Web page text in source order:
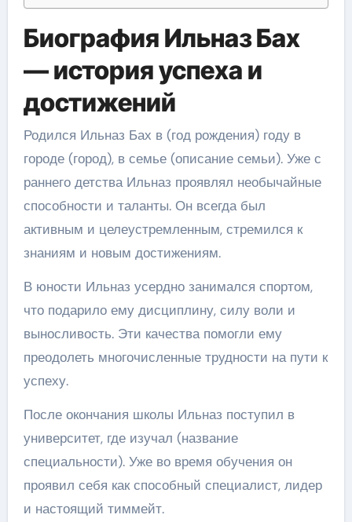
Биография Ильназ Бах
— история успеха и
достижений
Родился Ильназ Бах в (год рождения) году в
городе (город), в семье (описание семьи). Уже с
раннего детства Ильназ проявлял необычайные
способности и таланты. Он всегда был
активным и целеустремленным, стремился к
знаниям и новым достижениям.
В юности Ильназ усердно занимался спортом,
что подарило ему дисциплину, силу воли и
выносливость. Эти качества помогли ему
преодолеть многочисленные трудности на пути к
успеху.
После окончания школы Ильназ поступил в
университет, где изучал (название
специальности). Уже во время обучения он
проявил себя как способный специалист, лидер
и настоящий тиммейт.